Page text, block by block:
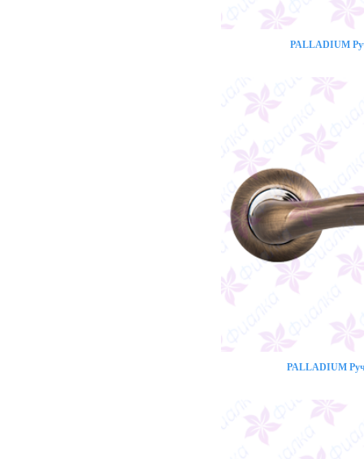
PALLADIUM
PALLADIUM